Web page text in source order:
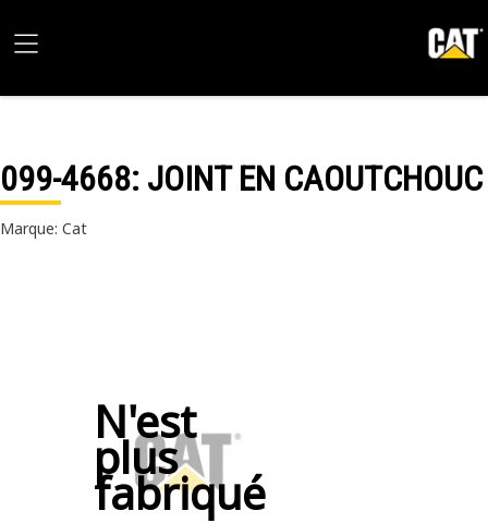
099-4668: JOINT EN CAOUTCHOUC
Marque: Cat
N'est
plus
fabriqué